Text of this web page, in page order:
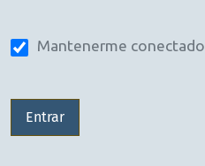
Mantenerme conectado
Entrar